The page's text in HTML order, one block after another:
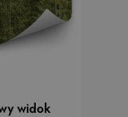
widok